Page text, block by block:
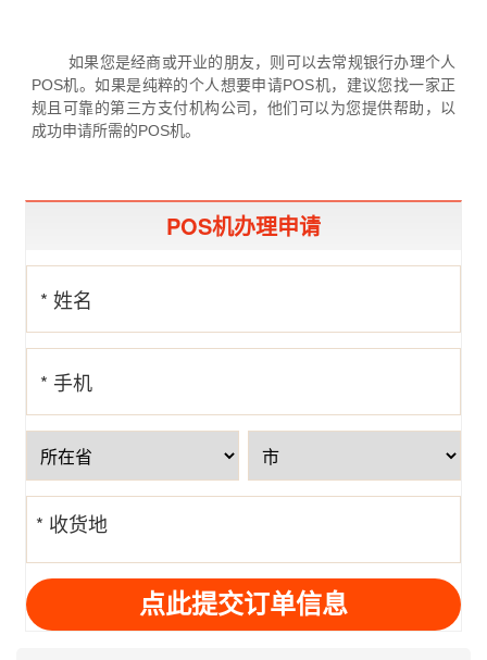
如果您是经商或开业的朋友，则可以去常规银行办理个人
POS机。如果是纯粹的个人想要申请POS机，建议您找一家正
规且可靠的第三方支付机构公司，他们可以为您提供帮助，以
成功申请所需的POS机。
POS机办理申请
* 姓名
* 手机
号
* 收货地
址